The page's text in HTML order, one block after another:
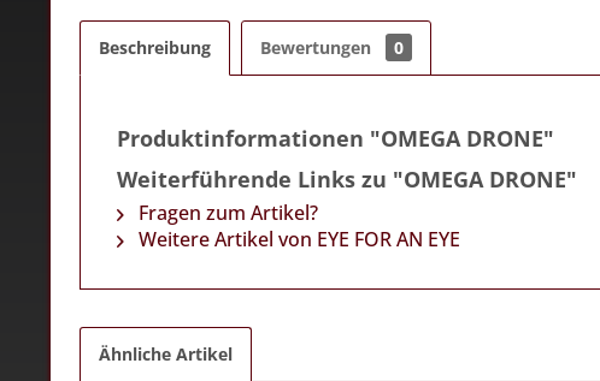
Beschreibung Bewertungen 0
Produktinformationen "OMEGA DRONE"
Weiterführende Links zu "OMEGA DRONE"
Fragen zum Artikel?
Weitere Artikel von EYE FOR AN EYE
Ähnliche Artikel